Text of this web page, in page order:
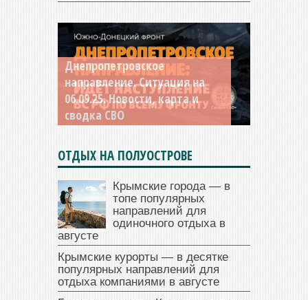
Днепропетровское
направление. Ситуация на
06.09.25. Новости, карта и
сводка СВО
Константиновское
направление. Ситуация на
04.09.25 Новости, карта и
сводка СВО
ОТДЫХ НА ПОЛУОСТРОВЕ
Крымские города — в
топе популярных
направлений для
одиночного отдыха в
августе
Крымские курорты — в десятке
популярных направлений для
отдыха компаниями в августе